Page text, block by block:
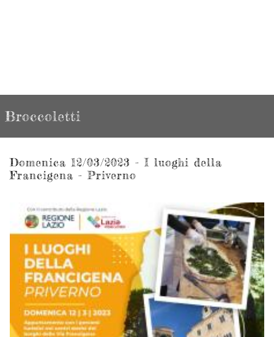
Broccoletti
Domenica 12/03/2023 - I luoghi della
Francigena - Priverno